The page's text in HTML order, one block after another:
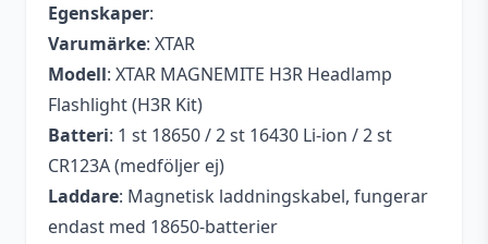
Egenskaper:
Varumärke: XTAR
Modell: XTAR MAGNEMITE H3R Headlamp
Flashlight (H3R Kit)
Batteri: 1 st 18650 / 2 st 16430 Li-ion / 2 st
CR123A (medföljer ej)
Laddare: Magnetisk laddningskabel, fungerar
endast med 18650-batterier